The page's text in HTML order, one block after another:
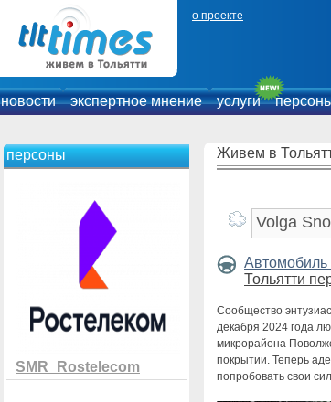
о проекте
новости экспертное мнение услуги
персоны
SMR_Rostelecom
Живем в
Автомобиль
Тольятти
Сообщество
декабря 2024 года
микрорайона
покрытии. Теперь
попробовать свои